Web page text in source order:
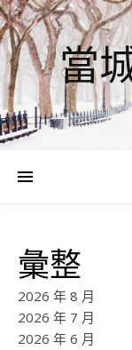
當
彙整
2026 年 8 月
2026 年 7 月
2026 年 6 月